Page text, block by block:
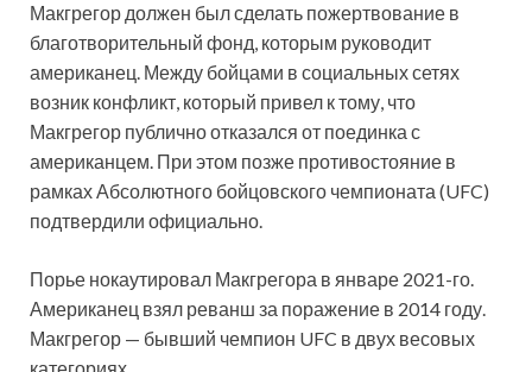
Макгрегор должен был сделать пожертвование в
благотворительный фонд, которым руководит
американец. Между бойцами в социальных сетях
возник конфликт, который привел к тому, что
Макгрегор публично отказался от поединка с
американцем. При этом позже противостояние в
рамках Абсолютного бойцовского чемпионата (UFC)
подтвердили официально.
Порье нокаутировал Макгрегора в январе 2021-го.
Американец взял реванш за поражение в 2014 году.
Макгрегор — бывший чемпион UFC в двух весовых